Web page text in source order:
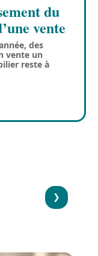
du
vente
des
vente un
reste à